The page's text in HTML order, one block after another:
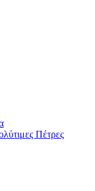
Πέτρες